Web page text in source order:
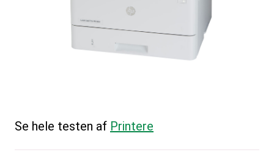
Se hele testen af Printere